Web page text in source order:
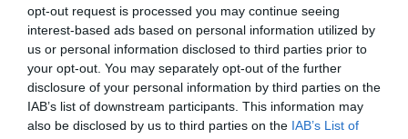
opt-out request is processed you may continue seeing
interest-based ads based on personal information utilized by
us or personal information disclosed to third parties prior to
your opt-out. You may separately opt-out of the further
disclosure of your personal information by third parties on the
IAB’s list of downstream participants. This information may
also be disclosed by us to third parties on the IAB’s List of
Wydajne zarządzanie systemami
Zarządzanie cyklem eksploatacji jest łatwe dzięki
inteligentnej, opartej na sprzęcie funkcji administracji
systemami, wszechstronnemu narzędziu do zarządzania
Kontroler pamięci masowej
Typ 1
Nazwa
kontrolera
PERC H755 Front